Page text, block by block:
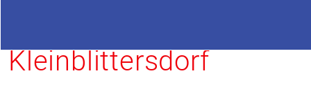
Kleinblittersdorf